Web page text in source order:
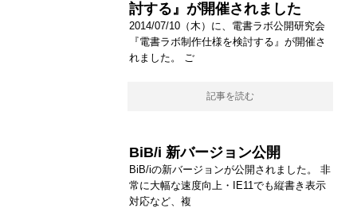
討する』が開催されました
2014/07/10（木）に、電書ラボ公開研究会
『電書ラボ制作仕様を検討する』が開催さ
れました。 ご
記事を読む
BiB/i 新バージョン公開
BiB/iの新バージョンが公開されました。 非
常に大幅な速度向上・IE11でも縦書き表示
対応など、複